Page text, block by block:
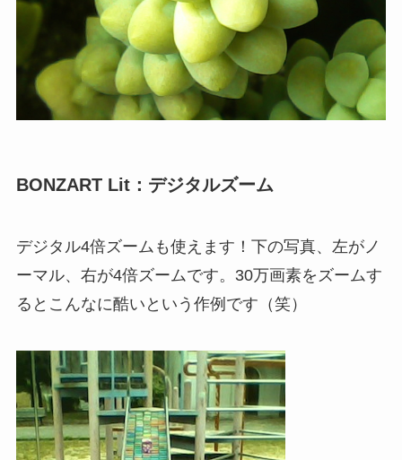
BONZART Lit：デジタルズーム
デジタル4倍ズームも使えます！下の写真、左がノ
ーマル、右が4倍ズームです。30万画素をズームす
るとこんなに酷いという作例です（笑）